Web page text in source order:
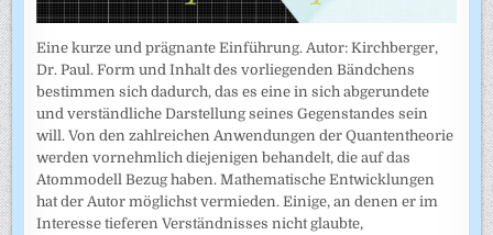
Eine kurze und prägnante Einführung. Autor: Kirchberger,
Dr. Paul. Form und Inhalt des vorliegenden Bändchens
bestimmen sich dadurch, das es eine in sich abgerundete
und verständliche Darstellung seines Gegenstandes sein
will. Von den zahlreichen Anwendungen der Quantentheorie
werden vornehmlich diejenigen behandelt, die auf das
Atommodell Bezug haben. Mathematische Entwicklungen
hat der Autor möglichst vermieden. Einige, an denen er im
Interesse tieferen Verständnisses nicht glaubte,